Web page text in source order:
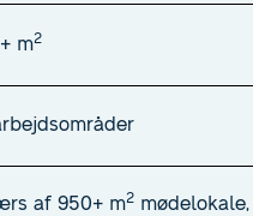
m2
af 950+ m2mødelokale,